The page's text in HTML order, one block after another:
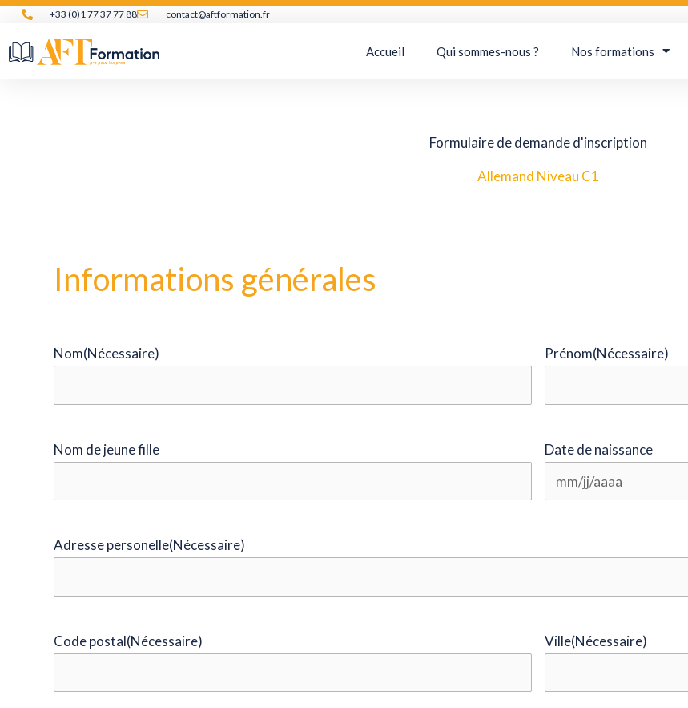
Aller
contenu
+33 (0)1 77 37 77 88 contact@aftformation.fr
Accueil Qui sommes-nous ? Nos formations
Formulaire de demande d'inscription
Allemand Niveau C1
Informations générales
Nom(Nécessaire) Prénom(Nécessaire)
Nom de jeune fille Date de naissance
Adresse personelle(Nécessaire)
Code postal(Nécessaire) Ville(Nécessaire)